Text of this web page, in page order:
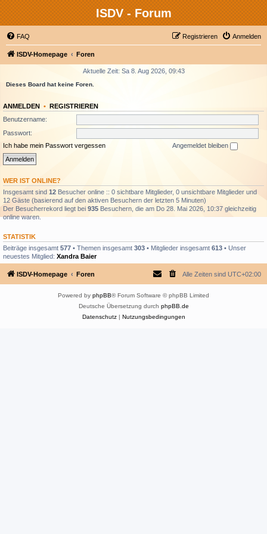
ISDV - Forum
FAQ Anmelden
Registrieren
ISDV-Homepage Foren
Aktuelle Zeit: Sa 8. Aug 2026, 09:43
Dieses Board hat keine Foren.
ANMELDEN • REGISTRIEREN
Benutzername:
Passwort:
Ich habe mein Passwort vergessen
Angemeldet bleiben
WER IST ONLINE?
Insgesamt sind 12 Besucher online :: 0 sichtbare Mitglieder, 0 unsichtbare Mitglieder und
12 Gäste (basierend auf den aktiven Besuchern der letzten 5 Minuten)
Der Besucherrekord liegt bei 935 Besuchern, die am Do 28. Mai 2026, 10:37 gleichzeitig
online waren.
STATISTIK
Beiträge insgesamt 577 • Themen insgesamt 303 • Mitglieder insgesamt 613 • Unser
neuestes Mitglied: Xandra Baier
ISDV-Homepage Foren Alle Zeiten sind UTC+02:00
Powered by phpBB® Forum Software © phpBB Limited
Deutsche Übersetzung durch phpBB.de
Datenschutz| Nutzungsbedingungen